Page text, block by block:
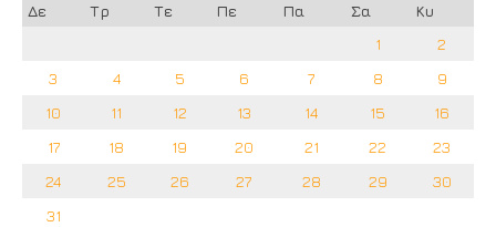
Δε
Τρ Τε Πε Πα Σα
Κυ
1
2
3
4 5 6 7 8
9
10
11 12 13 14 15
16
17
18 19 20 21 22
23
24
25 26 27 28 29
30
31